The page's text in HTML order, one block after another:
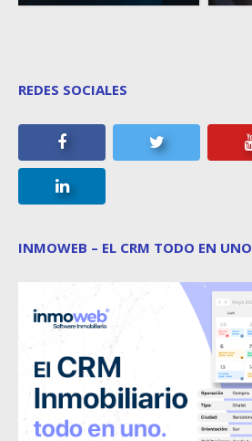
REDES SOCIALES
INMOWEB – EL CRM TODO EN UNO